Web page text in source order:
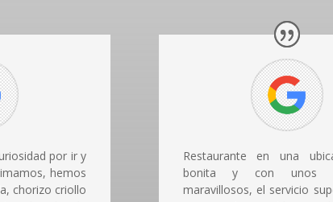
por ir y
hemos
chorizo criollo
Restaurante en una
bonita y con unos
maravillosos, el servicio